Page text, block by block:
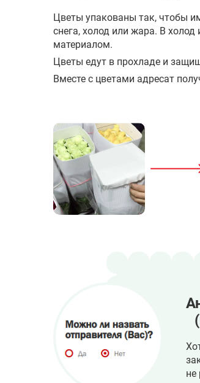
Цветы упакованы так, чтобы
снега, холод или жара. В
материалом.
Цветы едут в прохладе и
Вместе с цветами адресат
не